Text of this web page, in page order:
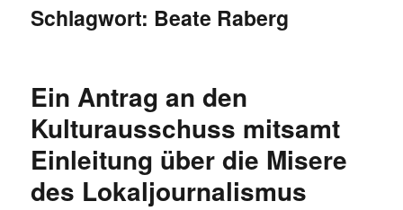
Schlagwort: Beate Raberg
Ein Antrag an den
Kulturausschuss mitsamt
Einleitung über die Misere
des Lokaljournalismus